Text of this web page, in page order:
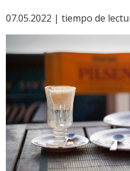
07.05.2022 | tiempo de